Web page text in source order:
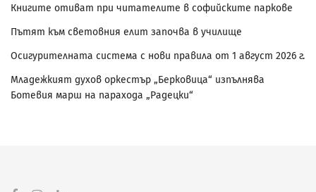
Книгите отиват при читателите в софийските паркове
Пътят към световния елит започва в училище
Осигурителната система с нови правила от 1 август 2026 г.
Младежкият духов оркестър „Берковица“ изпълнява
Ботевия марш на парахода „Радецки“